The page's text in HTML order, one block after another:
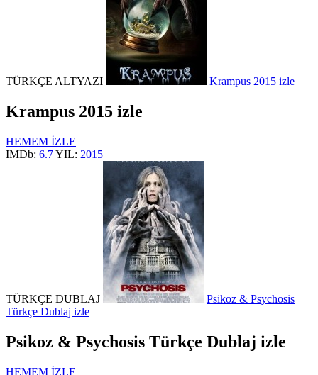
TÜRKÇE ALTYAZI Krampus 2015 izle
Krampus 2015 izle
HEMEM İZLE
IMDb: 6.7YIL: 2015
TÜRKÇE DUBLAJ
Psikoz & Psychosis
Türkçe Dublaj izle
Psikoz & Psychosis Türkçe Dublaj izle
HEMEM İZLE